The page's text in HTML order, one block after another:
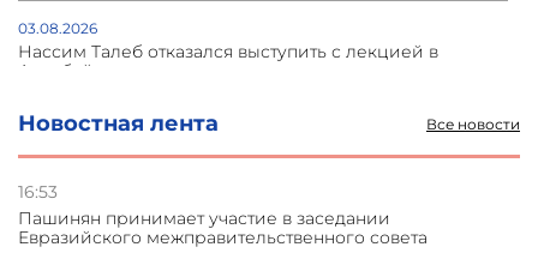
Новостная лента Все новости
16:53
Пашинян принимает участие в заседании
Евразийского межправительственного совета
03.08.2026
Нассим Талеб отказался выступить с лекцией в
Азербайджане
31.07.2026
Сотрудничество и очереди – детали визита главы
31.07.2026